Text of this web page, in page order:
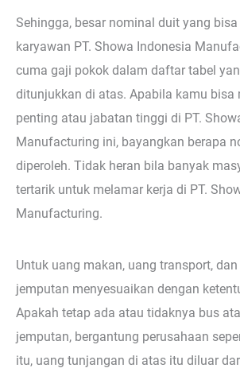
Sehingga, besar nominal duit yang
karyawan PT. Showa Indonesia
cuma gaji pokok dalam daftar tabel
ditunjukkan di atas. Apabila kamu bisa
penting atau jabatan tinggi di PT.
Manufacturing ini, bayangkan berapa
diperoleh. Tidak heran bila banyak
tertarik untuk melamar kerja di PT.
Manufacturing.
Untuk uang makan, uang transport,
jemputan menyesuaikan dengan
Apakah tetap ada atau tidaknya bus
jemputan, bergantung perusahaan
itu, uang tunjangan di atas itu diluar